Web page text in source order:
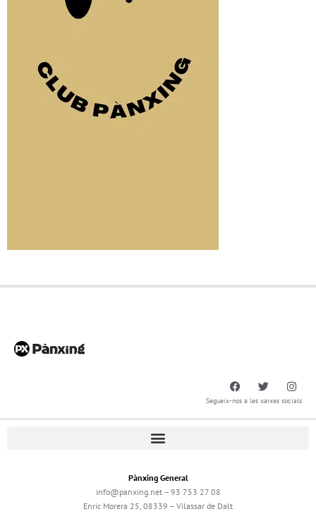
Segueix-nos a les xarxes socials
Pànxing General
info@panxing.net – 93 753 27 08
Enric Morera 25, 08339 – Vilassar de Dalt